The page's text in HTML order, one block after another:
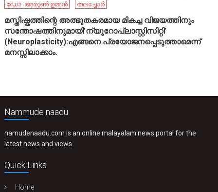
ഡോ .അരുൺ ഉമ്മൻ
തലച്ചോർ
മസ്തിഷ്കത്തിന്റെ അത്ഭുതകരമായ മികച്ച വിജയത്തിനും
സന്തോഷത്തിനുമായി’ന്യൂറോപ്ലാസ്റ്റിസിറ്റി’
(Neuroplasticity):എങ്ങനെ പ്രയോജനപ്പെടുത്താമെന്ന്
മനസ്സിലാക്കാം.
Nammude naadu
namudenaadu.com is an online malayalam news portal for the
latest news and views.
Quick Links
Home